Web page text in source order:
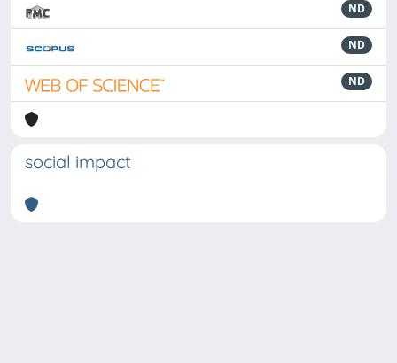
ND
ND
ND
social impact